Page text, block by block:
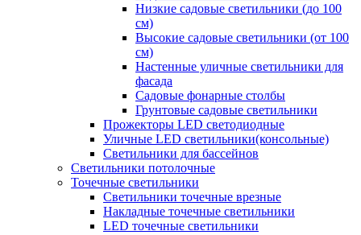
Низкие садовые светильники (до 100
см)
Высокие садовые светильники (от 100
см)
Настенные уличные светильники для
фасада
Садовые фонарные столбы
Грунтовые садовые светильники
Прожекторы LED светодиодные
Уличные LED светильники(консольные)
Светильники для бассейнов
Светильники потолочные
Точечные светильники
Светильники точечные врезные
Накладные точечные светильники
LED точечные светильники